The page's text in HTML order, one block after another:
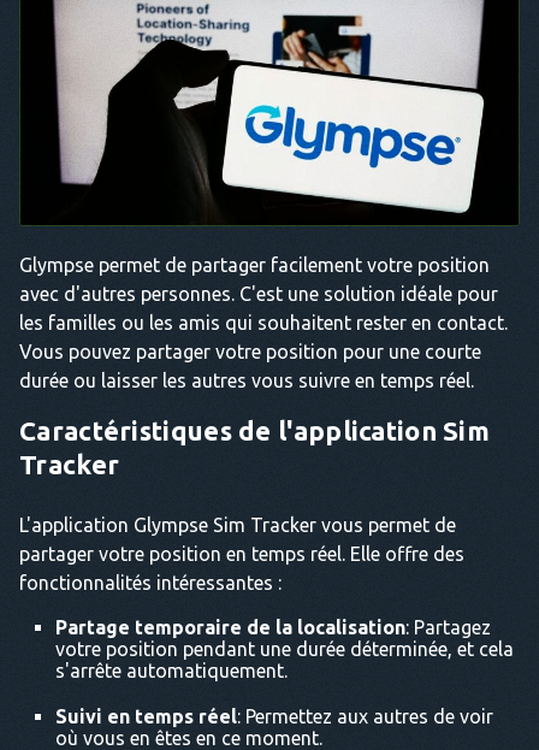
Glympse permet de partager facilement votre position
avec d'autres personnes. C'est une solution idéale pour
les familles ou les amis qui souhaitent rester en contact.
Vous pouvez partager votre position pour une courte
durée ou laisser les autres vous suivre en temps réel.
Caractéristiques de l'application Sim
Tracker
L'application Glympse Sim Tracker vous permet de
partager votre position en temps réel. Elle offre des
fonctionnalités intéressantes :
Partage temporaire de la localisation: Partagez
votre position pendant une durée déterminée, et cela
s'arrête automatiquement.
Suivi en temps réel: Permettez aux autres de voir
où vous en êtes en ce moment.